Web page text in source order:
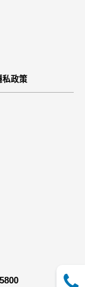
括您使用連線
覽及點選資料記
錄為內部應
容進行統計與
供內部研究
不涉及特定個
站絕不會將您
之其他用途。
服務、活動或
站也可以從商
電話、住址、
等相關資料，
即取得您的資
、身份證字
料，當您註冊
您的資料。
、使用時間、使
對個別連線者
站不會也無法
私政策